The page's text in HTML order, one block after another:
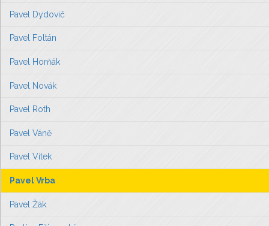
Pavel Dydovič
Pavel Foltán
Pavel Horňák
Pavel Novák
Pavel Roth
Pavel Váně
Pavel Vítek
Pavel Vrba
Pavel Žák